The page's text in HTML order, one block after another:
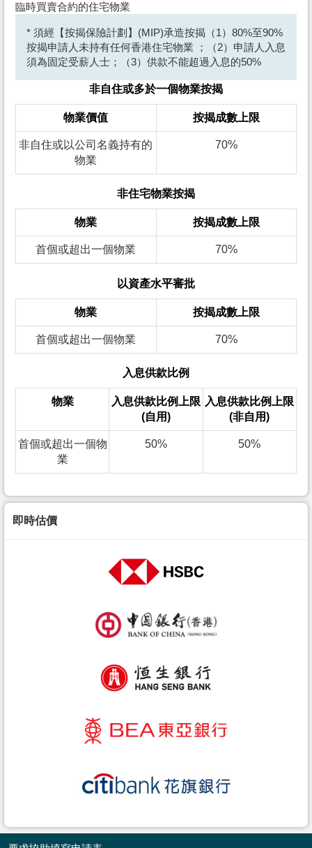
臨時買賣合約的住宅物業
* 須經【按揭保險計劃】(MIP)承造按揭（1）80%至90%
按揭申請人未持有任何香港住宅物業 ；（2）申請人入息
須為固定受薪人士；（3）供款不能超過入息的50%
非自住或多於一個物業按揭
物業價值 按揭成數上限
非自住或以公司名義持有的
物業
70%
非住宅物業按揭
物業 按揭成數上限
首個或超出一個物業 70%
以資產水平審批
物業 按揭成數上限
首個或超出一個物業 70%
入息供款比例
物業
入息供款比例上限
(自用)
入息供款比例上限
(非自用)
首個或超出一個物
業
50% 50%
即時估價